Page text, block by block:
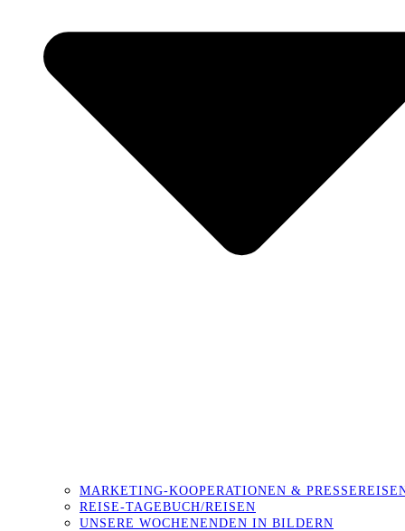
MARKETING-KOOPERATIONEN &
REISE-TAGEBUCH/REISEN
UNSERE WOCHENENDEN IN BILDERN